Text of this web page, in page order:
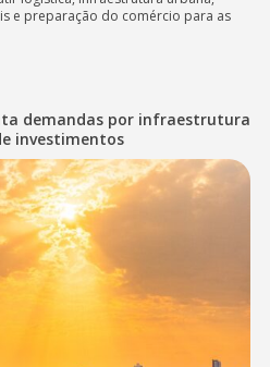
e preparação do comércio para as
demandas por infraestrutura
investimentos